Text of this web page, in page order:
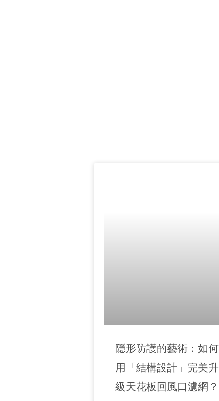
隱形防護的藝術：如何
用「結構設計」完美升
級天花板回風口濾網？